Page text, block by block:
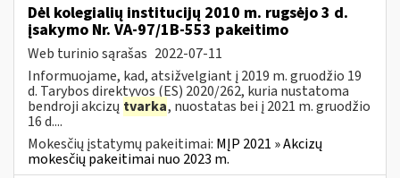
Dėl kolegialių institucijų 2010 m. rugsėjo 3 d.
įsakymo Nr. VA-97/1B-553 pakeitimo
Web turinio sąrašas 2022-07-11
Informuojame, kad, atsižvelgiant į 2019 m. gruodžio 19
d. Tarybos direktyvos (ES) 2020/262, kuria nustatoma
bendroji akcizų tvarka, nuostatas bei į 2021 m. gruodžio
16 d....
Mokesčių įstatymų pakeitimai: MĮP 2021 » Akcizų
mokesčių pakeitimai nuo 2023 m.